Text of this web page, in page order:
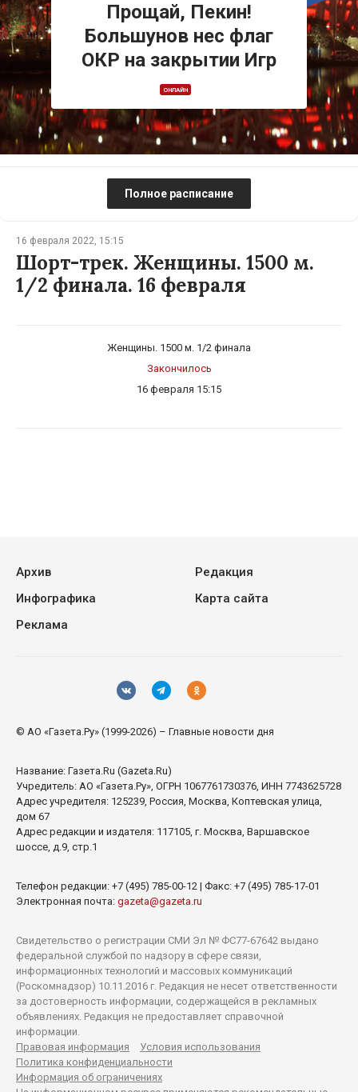
Прощай, Пекин!
Большунов нес флаг
ОКР на закрытии Игр
ОНЛАЙН
Полное расписание
16 февраля 2022, 15:15
Шорт-трек. Женщины. 1500 м.
1/2 финала. 16 февраля
Женщины. 1500 м. 1/2 финала
Закончилось
16 февраля 15:15
Архив
Редакция
Инфографика
Карта сайта
Реклама
© АО «Газета.Ру» (1999-2026) – Главные новости дня
Название: Газета.Ru (Gazeta.Ru)
Учредитель: АО «Газета.Ру», ОГРН 1067761730376, ИНН 7743625728
Адрес учредителя: 125239, Россия, Москва, Коптевская улица,
дом 67
Адрес редакции и издателя: 117105, г. Москва, Варшавское
шоссе, д.9, стр.1
Телефон редакции: +7 (495) 785-00-12 | Факс: +7 (495) 785-17-01
Электронная почта: gazeta@gazeta.ru
Свидетельство о регистрации СМИ Эл № ФС77-67642 выдано
федеральной службой по надзору в сфере связи,
информационных технологий и массовых коммуникаций
(Роскомнадзор) 10.11.2016 г. Редакция не несет ответственности
за достоверность информации, содержащейся в рекламных
объявлениях. Редакция не предоставляет справочной
информации.
Правовая информация
Условия использования
Политика конфиденциальности
Информация об ограничениях